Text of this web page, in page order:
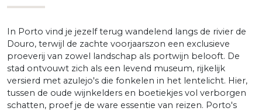
In Porto vind je jezelf terug wandelend langs de rivier de
Douro, terwijl de zachte voorjaarszon een exclusieve
proeverij van zowel landschap als portwijn belooft. De
stad ontvouwt zich als een levend museum, rijkelijk
versierd met azulejo's die fonkelen in het lentelicht. Hier,
tussen de oude wijnkelders en boetiekjes vol verborgen
schatten, proef je de ware essentie van reizen. Porto's